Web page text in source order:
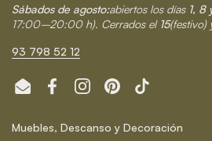
Sábados de agosto:abiertos los días 1, 8
17:00–20:00 h). Cerrados el 15(festivo)
93 798 52 12
Email FacebookInstagramPinterestTikTok
Muebles, Descanso y Decoración